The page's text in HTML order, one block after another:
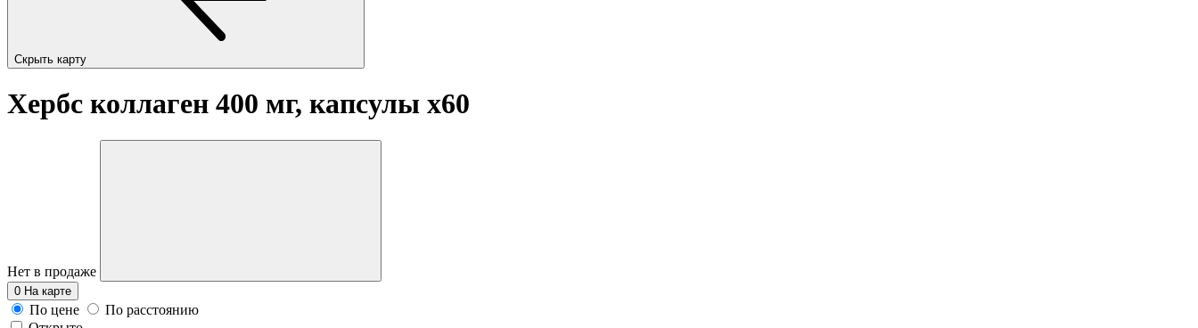
Скрыть карту
Хербс коллаген 400 мг, капсулы x60
Нет в продаже
0 На карте
По цене
По расстоянию